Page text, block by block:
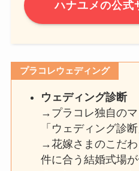
ハナユメの公式
プラコレウェディング
ウェディング診断
→プラコレ独自の
「ウェディング診断
→花嫁さまのこだ
件に合う結婚式場